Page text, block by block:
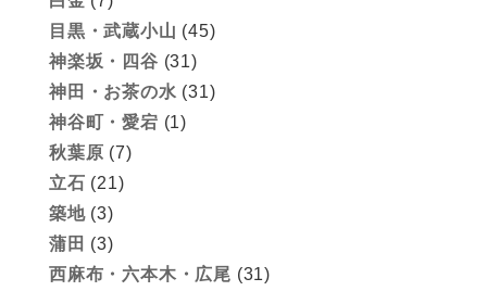
目黒・武蔵小山 (45)
神楽坂・四谷 (31)
神田・お茶の水 (31)
神谷町・愛宕 (1)
秋葉原 (7)
立石 (21)
築地(3)
蒲田 (3)
西麻布・六本木・広尾 (31)